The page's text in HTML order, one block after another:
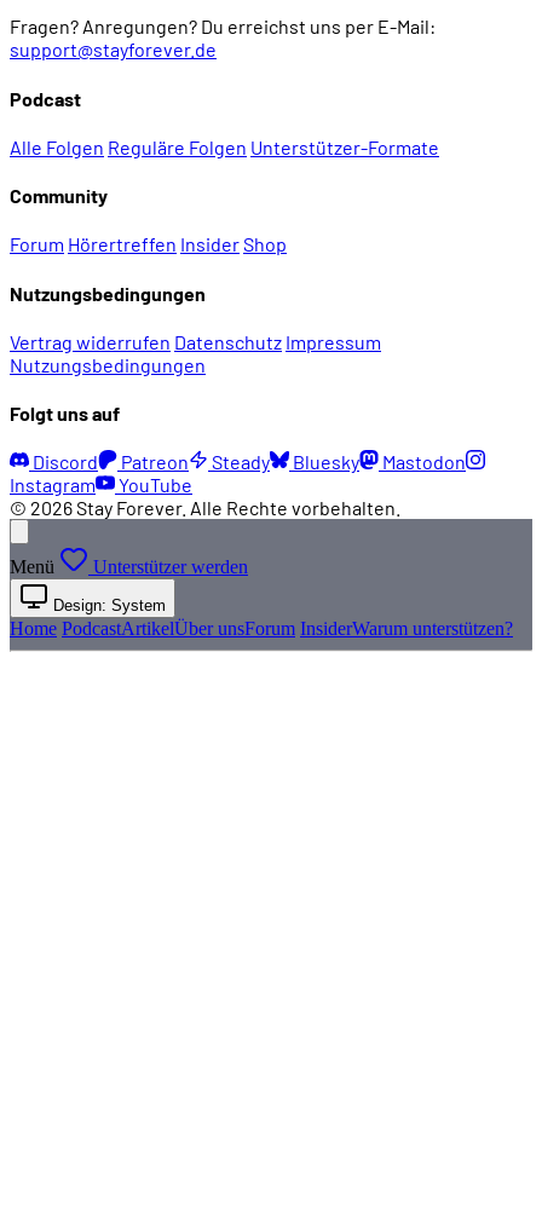
Fragen? Anregungen? Du erreichst uns per E-Mail:
support@stayforever.de
Podcast
Alle Folgen Reguläre Folgen Unterstützer-Formate
Community
Forum Hörertreffen InsiderShop
Nutzungsbedingungen
Vertrag widerrufen Datenschutz Impressum
Nutzungsbedingungen
Folgt uns auf
Discord Patreon Steady Bluesky
Mastodon
Instagram
YouTube
© 2026 Stay Forever. Alle Rechte vorbehalten.
Menü Unterstützer werden
Design: System
Home PodcastArtikelÜber unsForum InsiderWarum unterstützen?